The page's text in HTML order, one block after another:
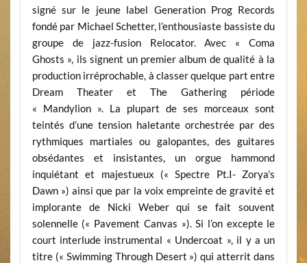
signé sur le jeune label Generation Prog Records
fondé par Michael Schetter, l’enthousiaste bassiste du
groupe de jazz-fusion Relocator. Avec « Coma
Ghosts », ils signent un premier album de qualité à la
production irréprochable, à classer quelque part entre
Dream Theater et The Gathering période
« Mandylion ». La plupart de ses morceaux sont
teintés d’une tension haletante orchestrée par des
rythmiques martiales ou galopantes, des guitares
obsédantes et insistantes, un orgue hammond
inquiétant et majestueux (« Spectre Pt.I- Zorya’s
Dawn ») ainsi que par la voix empreinte de gravité et
implorante de Nicki Weber qui se fait souvent
solennelle (« Pavement Canvas »). Si l’on excepte le
court interlude instrumental « Undercoat », il y a un
titre (« Swimming Through Desert ») qui atterrit dans